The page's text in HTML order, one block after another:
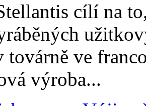
cílí na
továrně ve
výroba...